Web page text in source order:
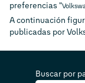
preferencias "
A continuación
publicadas por
Buscar por